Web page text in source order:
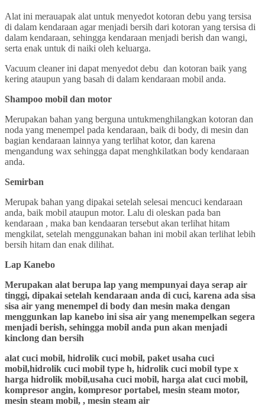
Alat ini merauapak alat untuk menyedot kotoran debu yang tersisa
di dalam kendaraan agar menjadi bersih dari kotoran yang tersisa di
dalam kendaraan, sehingga kendaraan menjadi berish dan wangi,
serta enak untuk di naiki oleh keluarga.
Vacuum cleaner ini dapat menyedot debu dan kotoran baik yang
kering ataupun yang basah di dalam kendaraan mobil anda.
Shampoo mobil dan motor
Merupakan bahan yang berguna untukmenghilangkan kotoran dan
noda yang menempel pada kendaraan, baik di body, di mesin dan
bagian kendaraan lainnya yang terlihat kotor, dan karena
mengandung wax sehingga dapat menghkilatkan body kendaraan
anda.
Semirban
Merupak bahan yang dipakai setelah selesai mencuci kendaraan
anda, baik mobil ataupun motor. Lalu di oleskan pada ban
kendaraan , maka ban kendaaran tersebut akan terlihat hitam
mengkilat, setelah menggunakan bahan ini mobil akan terlihat lebih
bersih hitam dan enak dilihat.
Lap Kanebo
Merupakan alat berupa lap yang mempunyai daya serap air
tinggi, dipakai setelah kendaraan anda di cuci, karena ada sisa
sisa air yang menempel di body dan mesin maka dengan
menggunkan lap kanebo ini sisa air yang menempelkan segera
menjadi berish, sehingga mobil anda pun akan menjadi
kinclong dan bersih
alat cuci mobil, hidrolik cuci mobil, paket usaha cuci
mobil,hidrolik cuci mobil type h, hidrolik cuci mobil type x
harga hidrolik mobil,usaha cuci mobil, harga alat cuci mobil,
kompresor angin, kompresor portabel, mesin steam motor,
mesin steam mobil, , mesin steam air